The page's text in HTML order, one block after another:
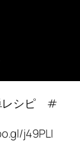
レシピ #
j49PLI